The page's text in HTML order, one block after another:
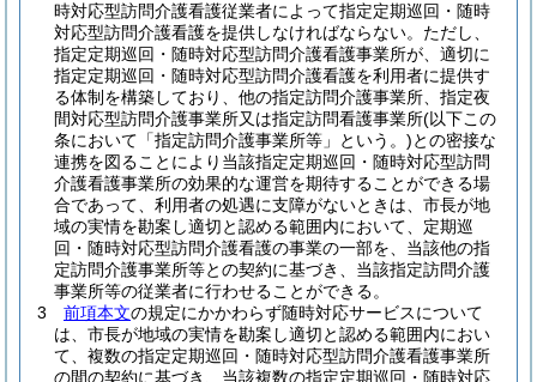
時対応型訪問介護看護従業者によって指定定期巡回・随時
対応型訪問介護看護を提供しなければならない。 ただし、
指定定期巡回・随時対応型訪問介護看護事業所が、適切に
指定定期巡回・随時対応型訪問介護看護を利用者に提供す
る体制を構築しており、他の指定訪問介護事業所、指定夜
間対応型訪問介護事業所又は指定訪問看護事業所(以下この
条において「指定訪問介護事業所等」という。)との密接な
連携を図ることにより当該指定定期巡回・随時対応型訪問
介護看護事業所の効果的な運営を期待することができる場
合であって、利用者の処遇に支障がないときは、市長が地
域の実情を勘案し適切と認める範囲内において、定期巡
回・随時対応型訪問介護看護の事業の一部を、当該他の指
定訪問介護事業所等との契約に基づき、当該指定訪問介護
事業所等の従業者に行わせることができる。
3
前項本文の規定にかかわらず随時対応サービスについて
は、市長が地域の実情を勘案し適切と認める範囲内におい
て、複数の指定定期巡回・随時対応型訪問介護看護事業所
の間の契約に基づき、当該複数の指定定期巡回・随時対応